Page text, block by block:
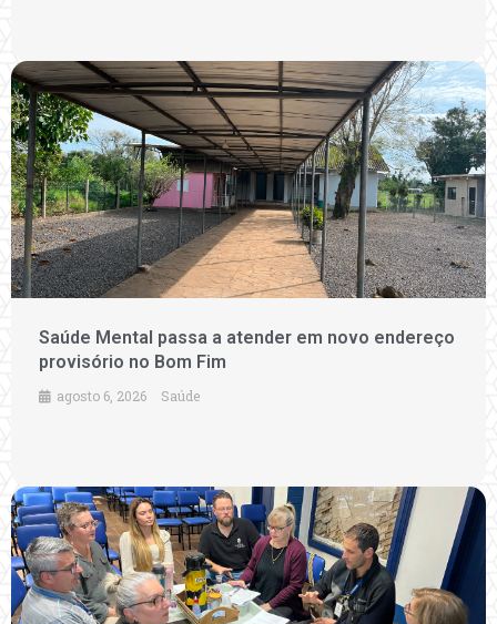
Saúde Mental passa a atender em novo endereço
provisório no Bom Fim
agosto 6, 2026 Saúde